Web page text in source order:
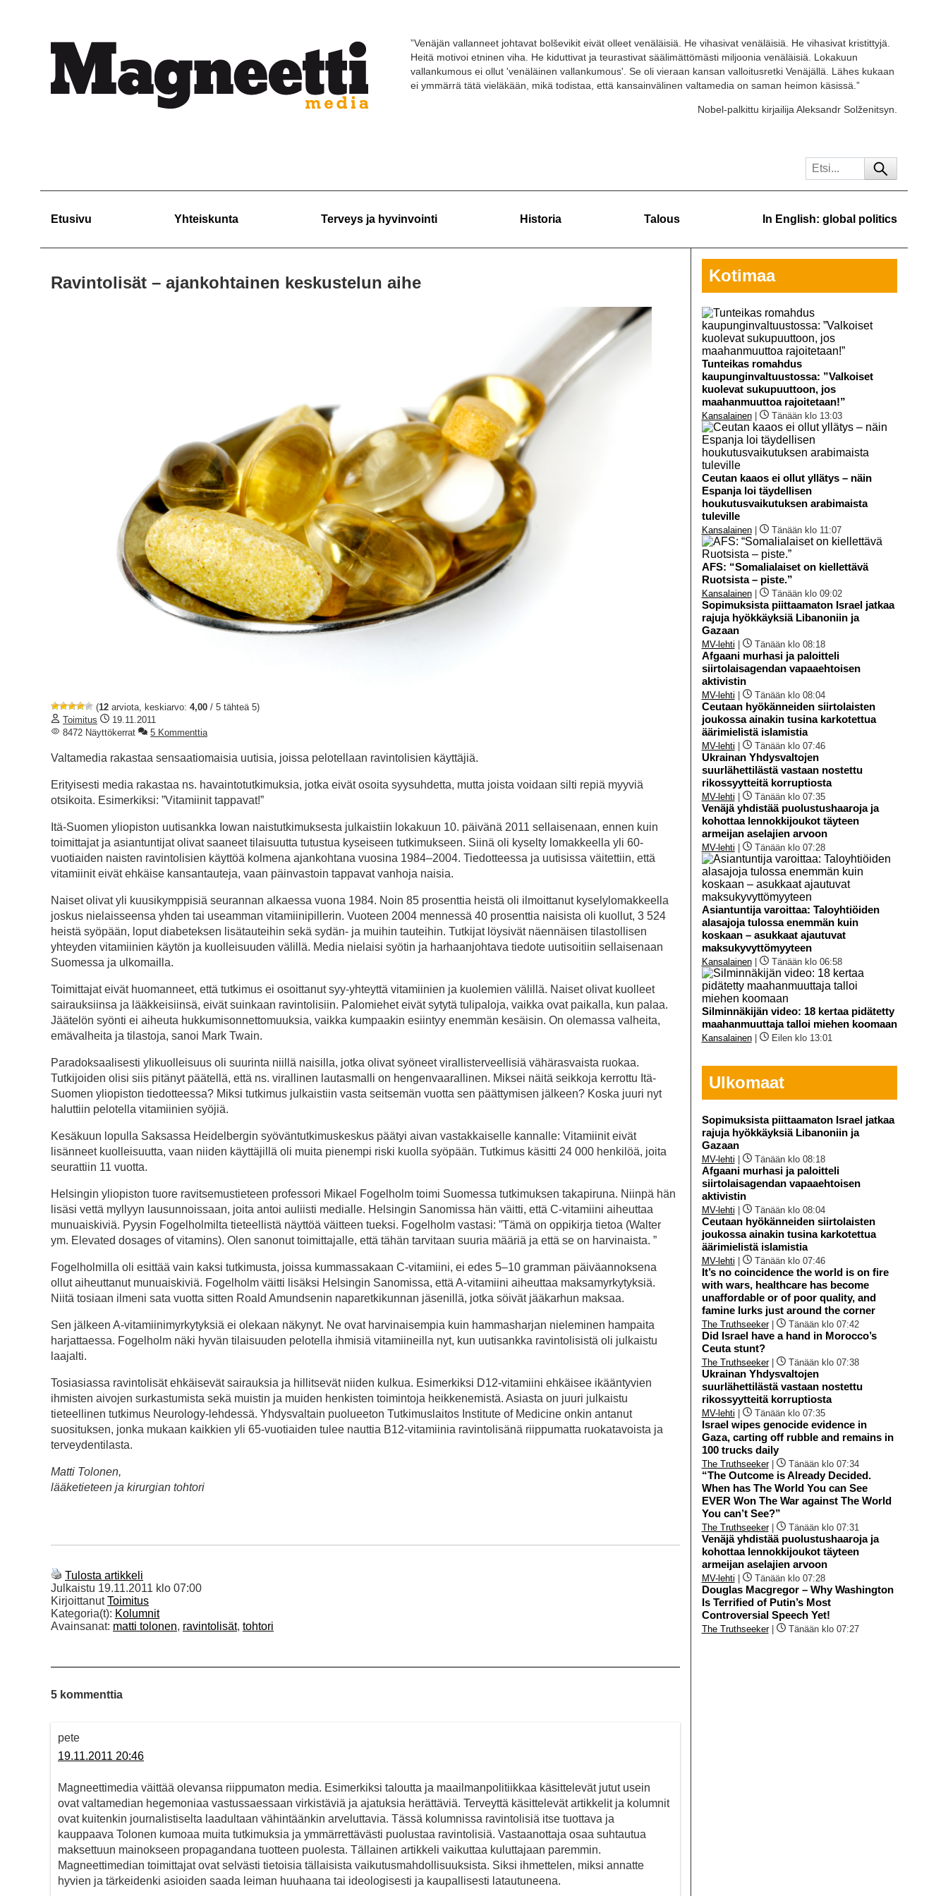
”Venäjän vallanneet johtavat bolševikit eivät olleet venäläisiä. He vihasivat venäläisiä. He vihasivat kristittyjä.
Heitä motivoi etninen viha. He kiduttivat ja teurastivat säälimättömästi miljoonia venäläisiä. Lokakuun
vallankumous ei ollut 'venäläinen vallankumous'. Se oli vieraan kansan valloitusretki Venäjällä. Lähes kukaan
ei ymmärrä tätä vieläkään, mikä todistaa, että kansainvälinen valtamedia on saman heimon käsissä.”
Nobel-palkittu kirjailija Aleksandr Solženitsyn.
Etusivu Yhteiskunta Terveys ja hyvinvointi Historia Talous In English: global politics
Ravintolisät – ajankohtainen keskustelun aihe
(12 arviota, keskiarvo: 4,00 / 5 tähteä 5)
Toimitus
19.11.2011
8472 Näyttökerrat
5 Kommenttia
Valtamedia rakastaa sensaatiomaisia uutisia, joissa pelotellaan ravintolisien käyttäjiä.
Erityisesti media rakastaa ns. havaintotutkimuksia, jotka eivät osoita syysuhdetta, mutta joista voidaan silti repiä myyviä
otsikoita. Esimerkiksi: ”Vitamiinit tappavat!”
Itä-Suomen yliopiston uutisankka Iowan naistutkimuksesta julkaistiin lokakuun 10. päivänä 2011 sellaisenaan, ennen kuin
toimittajat ja asiantuntijat olivat saaneet tilaisuutta tutustua kyseiseen tutkimukseen. Siinä oli kyselty lomakkeella yli 60-
vuotiaiden naisten ravintolisien käyttöä kolmena ajankohtana vuosina 1984–2004. Tiedotteessa ja uutisissa väitettiin, että
vitamiinit eivät ehkäise kansantauteja, vaan päinvastoin tappavat vanhoja naisia.
Naiset olivat yli kuusikymppisiä seurannan alkaessa vuona 1984. Noin 85 prosenttia heistä oli ilmoittanut kyselylomakkeella
joskus nielaisseensa yhden tai useamman vitamiinipillerin. Vuoteen 2004 mennessä 40 prosenttia naisista oli kuollut, 3 524
heistä syöpään, loput diabeteksen lisätauteihin sekä sydän- ja muihin tauteihin. Tutkijat löysivät näennäisen tilastollisen
yhteyden vitamiinien käytön ja kuolleisuuden välillä. Media nielaisi syötin ja harhaanjohtava tiedote uutisoitiin sellaisenaan
Suomessa ja ulkomailla.
Toimittajat eivät huomanneet, että tutkimus ei osoittanut syy-yhteyttä vitamiinien ja kuolemien välillä. Naiset olivat kuolleet
sairauksiinsa ja lääkkeisiinsä, eivät suinkaan ravintolisiin. Palomiehet eivät sytytä tulipaloja, vaikka ovat paikalla, kun palaa.
Jäätelön syönti ei aiheuta hukkumisonnettomuuksia, vaikka kumpaakin esiintyy enemmän kesäisin. On olemassa valheita,
emävalheita ja tilastoja, sanoi Mark Twain.
Paradoksaalisesti ylikuolleisuus oli suurinta niillä naisilla, jotka olivat syöneet virallisterveellisiä vähärasvaista ruokaa.
Tutkijoiden olisi siis pitänyt päätellä, että ns. virallinen lautasmalli on hengenvaarallinen. Miksei näitä seikkoja kerrottu Itä-
Suomen yliopiston tiedotteessa? Miksi tutkimus julkaistiin vasta seitsemän vuotta sen päättymisen jälkeen? Koska juuri nyt
haluttiin pelotella vitamiinien syöjiä.
Kesäkuun lopulla Saksassa Heidelbergin syöväntutkimuskeskus päätyi aivan vastakkaiselle kannalle: Vitamiinit eivät
lisänneet kuolleisuutta, vaan niiden käyttäjillä oli muita pienempi riski kuolla syöpään. Tutkimus käsitti 24 000 henkilöä, joita
seurattiin 11 vuotta.
Helsingin yliopiston tuore ravitsemustieteen professori Mikael Fogelholm toimi Suomessa tutkimuksen takapiruna. Niinpä hän
lisäsi vettä myllyyn lausunnoissaan, joita antoi auliisti medialle. Helsingin Sanomissa hän väitti, että C-vitamiini aiheuttaa
munuaiskiviä. Pyysin Fogelholmilta tieteellistä näyttöä väitteen tueksi. Fogelholm vastasi: ”Tämä on oppikirja tietoa (Walter
ym. Elevated dosages of vitamins). Olen sanonut toimittajalle, että tähän tarvitaan suuria määriä ja että se on harvinaista. ”
Fogelholmilla oli esittää vain kaksi tutkimusta, joissa kummassakaan C-vitamiini, ei edes 5–10 gramman päiväannoksena
ollut aiheuttanut munuaiskiviä. Fogelholm väitti lisäksi Helsingin Sanomissa, että A-vitamiini aiheuttaa maksamyrkytyksiä.
Niitä tosiaan ilmeni sata vuotta sitten Roald Amundsenin naparetkikunnan jäsenillä, jotka söivät jääkarhun maksaa.
Sen jälkeen A-vitamiinimyrkytyksiä ei olekaan näkynyt. Ne ovat harvinaisempia kuin hammasharjan nieleminen hampaita
harjattaessa. Fogelholm näki hyvän tilaisuuden pelotella ihmisiä vitamiineilla nyt, kun uutisankka ravintolisistä oli julkaistu
laajalti.
Tosiasiassa ravintolisät ehkäisevät sairauksia ja hillitsevät niiden kulkua. Esimerkiksi D12-vitamiini ehkäisee ikääntyvien
ihmisten aivojen surkastumista sekä muistin ja muiden henkisten toimintoja heikkenemistä. Asiasta on juuri julkaistu
tieteellinen tutkimus Neurology-lehdessä. Yhdysvaltain puolueeton Tutkimuslaitos Institute of Medicine onkin antanut
suosituksen, jonka mukaan kaikkien yli 65-vuotiaiden tulee nauttia B12-vitamiinia ravintolisänä riippumatta ruokatavoista ja
terveydentilasta.
Matti Tolonen,
lääketieteen ja kirurgian tohtori
Tulosta artikkeli
Julkaistu 19.11.2011 klo 07:00
KirjoittanutToimitus
Kategoria(t): Kolumnit
Avainsanat: matti tolonen, ravintolisät, tohtori
5 kommenttia
pete
19.11.2011 20:46
Magneettimedia väittää olevansa riippumaton media. Esimerkiksi taloutta ja maailmanpolitiikkaa käsittelevät jutut usein
ovat valtamedian hegemoniaa vastussaessaan virkistäviä ja ajatuksia herättäviä. Terveyttä käsittelevät artikkelit ja kolumnit
ovat kuitenkin journalistiselta laadultaan vähintäänkin arveluttavia. Tässä kolumnissa ravintolisiä itse tuottava ja
kauppaava Tolonen kumoaa muita tutkimuksia ja ymmärrettävästi puolustaa ravintolisiä. Vastaanottaja osaa suhtautua
maksettuun mainokseen propagandana tuotteen puolesta. Tällainen artikkeli vaikuttaa kuluttajaan paremmin.
Magneettimedian toimittajat ovat selvästi tietoisia tällaisista vaikutusmahdollisuuksista. Siksi ihmettelen, miksi annatte
hyvien ja tärkeidenki asioiden saada leiman huuhaana tai ideologisesti ja kaupallisesti latautuneena.
Kotimaa
Tunteikas romahdus
kaupunginvaltuustossa: ”Valkoiset
kuolevat sukupuuttoon, jos
maahanmuuttoa rajoitetaan!”
Kansalainen| Tänään klo 13:03
Ceutan kaaos ei ollut yllätys – näin
Espanja loi täydellisen
houkutusvaikutuksen arabimaista
tuleville
Kansalainen| Tänään klo 11:07
AFS: “Somalialaiset on kiellettävä
Ruotsista – piste.”
Kansalainen| Tänään klo 09:02
Sopimuksista piittaamaton Israel jatkaa
rajuja hyökkäyksiä Libanoniin ja
Gazaan
MV-lehti Tänään klo 08:18
Afgaani murhasi ja paloitteli
siirtolaisagendan vapaaehtoisen
aktivistin
MV-lehti Tänään klo 08:04
Ceutaan hyökänneiden siirtolaisten
joukossa ainakin tusina karkotettua
äärimielistä islamistia
MV-lehti Tänään klo 07:46
Ukrainan Yhdysvaltojen
suurlähettilästä vastaan nostettu
rikossyytteitä korruptiosta
MV-lehti Tänään klo 07:35
Venäjä yhdistää puolustushaaroja ja
kohottaa lennokkijoukot täyteen
armeijan aselajien arvoon
MV-lehti Tänään klo 07:28
Asiantuntija varoittaa: Taloyhtiöiden
alasajoja tulossa enemmän kuin
koskaan – asukkaat ajautuvat
maksukyvyttömyyteen
Kansalainen| Tänään klo 06:58
Silminnäkijän video: 18 kertaa pidätetty
maahanmuuttaja talloi miehen koomaan
Kansalainen| Eilen klo 13:01
Ulkomaat
Sopimuksista piittaamaton Israel jatkaa
rajuja hyökkäyksiä Libanoniin ja
Gazaan
MV-lehti Tänään klo 08:18
Afgaani murhasi ja paloitteli
siirtolaisagendan vapaaehtoisen
aktivistin
MV-lehti Tänään klo 08:04
Ceutaan hyökänneiden siirtolaisten
joukossa ainakin tusina karkotettua
äärimielistä islamistia
MV-lehti Tänään klo 07:46
It’s no coincidence the world is on fire
with wars, healthcare has become
unaffordable or of poor quality, and
famine lurks just around the corner
The Truthseeker| Tänään klo 07:42
Did Israel have a hand in Morocco’s
Ceuta stunt?
The Truthseeker| Tänään klo 07:38
Ukrainan Yhdysvaltojen
suurlähettilästä vastaan nostettu
rikossyytteitä korruptiosta
MV-lehti Tänään klo 07:35
Israel wipes genocide evidence in
Gaza, carting off rubble and remains in
100 trucks daily
The Truthseeker| Tänään klo 07:34
“The Outcome is Already Decided.
When has The World You can See
EVER Won The War against The World
You can’t See?”
The Truthseeker| Tänään klo 07:31
Venäjä yhdistää puolustushaaroja ja
kohottaa lennokkijoukot täyteen
armeijan aselajien arvoon
MV-lehti Tänään klo 07:28
Douglas Macgregor – Why Washington
Is Terrified of Putin’s Most
Controversial Speech Yet!
The Truthseeker| Tänään klo 07:27